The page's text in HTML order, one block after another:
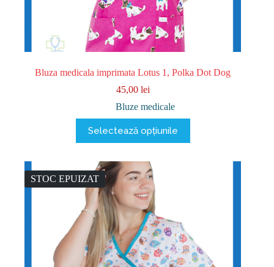
Bluza medicala imprimata Lotus 1, Polka Dot Dog
45,00 lei
Bluze medicale
Selectează opțiunile
produs
are
multe
variații.
Opțiunile
pot
fi
alese
în
pagina
produsului.
STOC EPUIZAT